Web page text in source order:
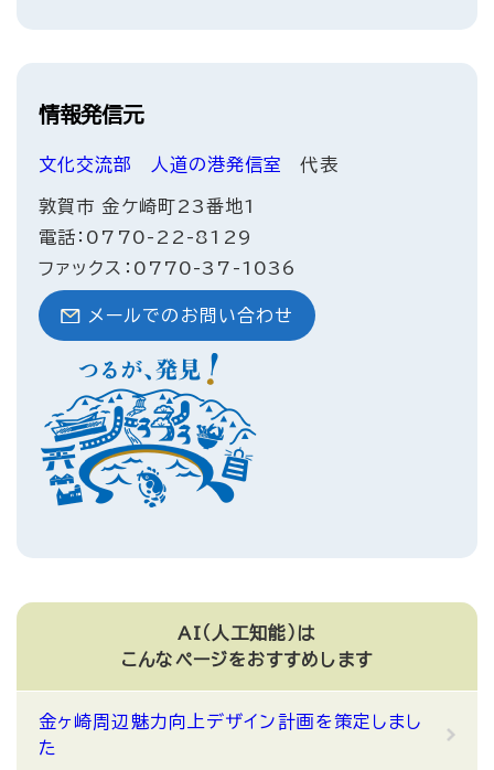
情報発信元
文化交流部 人道の港発信室 代表
敦賀市 金ケ崎町23番地1
電話：0770-22-8129
ファックス：0770-37-1036
メールでのお問い合わせ
AI（人工知能）は
こんなページをおすすめします
金ヶ崎周辺魅力向上デザイン計画を策定しまし
た